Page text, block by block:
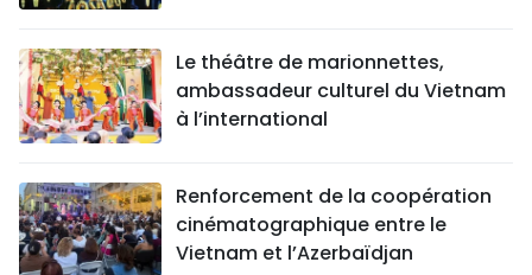
Le théâtre de marionnettes,
ambassadeur culturel du Vietnam
à l’international
Renforcement de la coopération
cinématographique entre le
Vietnam et l’Azerbaïdjan